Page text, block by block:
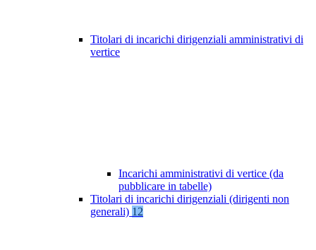
Titolari di incarichi dirigenziali amministrativi di
vertice
Incarichi amministrativi di vertice (da
pubblicare in tabelle)
Titolari di incarichi dirigenziali (dirigenti non
generali) 12